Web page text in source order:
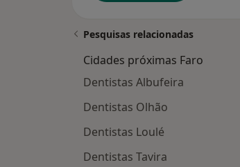
Pesquisas relacionadas
Cidades próximas Faro
Dentistas Albufeira
Dentistas Olhão
Dentistas Loulé
Dentistas Tavira